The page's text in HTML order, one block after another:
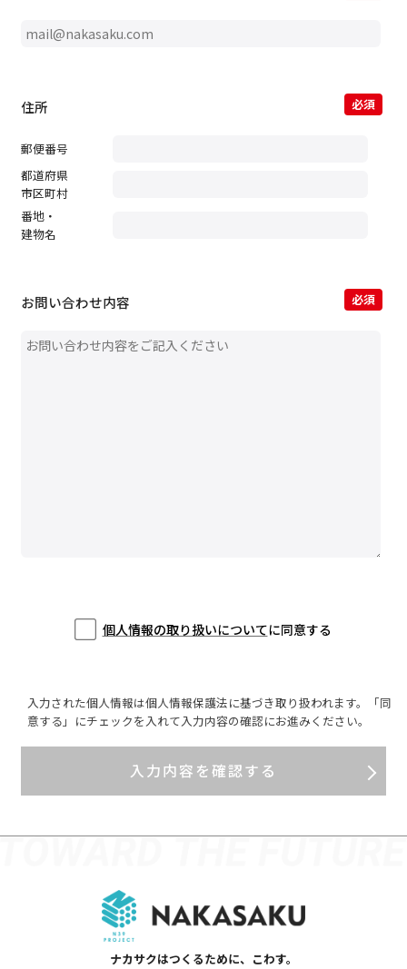
住所 必須
郵便番号
都道府県
市区町村
番地・
建物名
お問い合わせ内容 必須
個人情報の取り扱いについてに同意する
入力された個人情報は個人情報保護法に基づき取り扱われます。「同
意する」にチェックを入れて入力内容の確認にお進みください。
ナカサクはつくるために、こわす。